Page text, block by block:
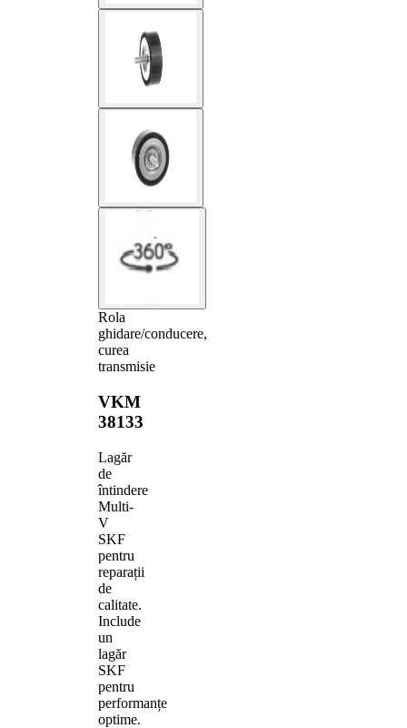
Rola
ghidare/conducere,
curea
transmisie
VKM
38133
Lagăr
de
întindere
Multi-
V
SKF
pentru
reparații
de
calitate.
Include
un
lagăr
SKF
pentru
performanțe
optime.